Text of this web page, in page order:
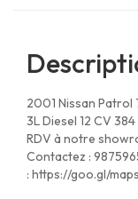
2001 Nissan
3L Diesel 12 CV
RDV à notre
Contactez :
: https://goo.gl/